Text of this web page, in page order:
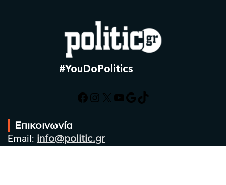
#YouDoPolitics
Facebook
Instagram
X YouTube
Google
TikTok
Επικοινωνία
Email: info@politic.gr